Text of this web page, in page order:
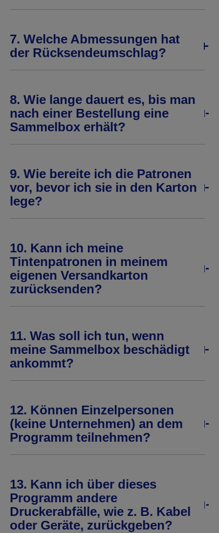
7. Welche Abmessungen hat
der Rücksendeumschlag?
8. Wie lange dauert es, bis man
nach einer Bestellung eine
Sammelbox erhält?
9. Wie bereite ich die Patronen
vor, bevor ich sie in den Karton
lege?
10. Kann ich meine
Tintenpatronen in meinem
eigenen Versandkarton
zurücksenden?
11. Was soll ich tun, wenn
meine Sammelbox beschädigt
ankommt?
12. Können Einzelpersonen
(keine Unternehmen) an dem
Programm teilnehmen?
13. Kann ich über dieses
Programm andere
Druckerabfälle, wie z. B. Kabel
oder Geräte, zurückgeben?